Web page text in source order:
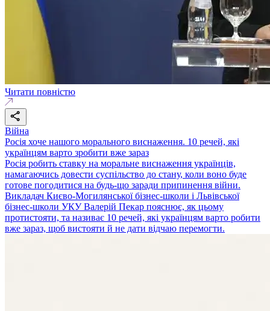
Читати повністю
Війна
Росія хоче нашого морального виснаження. 10 речей, які
українцям варто зробити вже зараз
Росія робить ставку на моральне виснаження українців,
намагаючись довести суспільство до стану, коли воно буде
готове погодитися на будь-що заради припинення війни.
Викладач Києво-Могилянської бізнес-школи і Львівської
бізнес-школи УКУ Валерій Пекар пояснює, як цьому
протистояти, та називає 10 речей, які українцям варто робити
вже зараз, щоб вистояти й не дати відчаю перемогти.